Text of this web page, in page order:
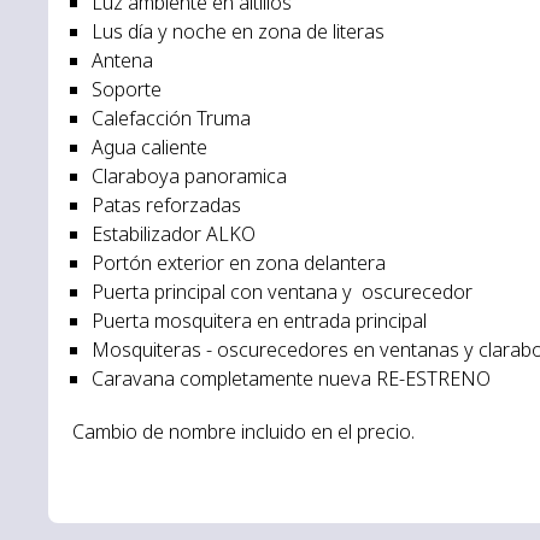
Lus día y noche en zona de literas
Antena
Soporte
Calefacción Truma
Agua caliente
Claraboya panoramica
Patas reforzadas
Estabilizador ALKO
Portón exterior en zona delantera
Puerta principal con ventana y oscurecedor
Puerta mosquitera en entrada principal
Mosquiteras - oscurecedores en ventanas y
Caravana completamente nueva RE-ESTRENO
Cambio de nombre incluido en el precio.